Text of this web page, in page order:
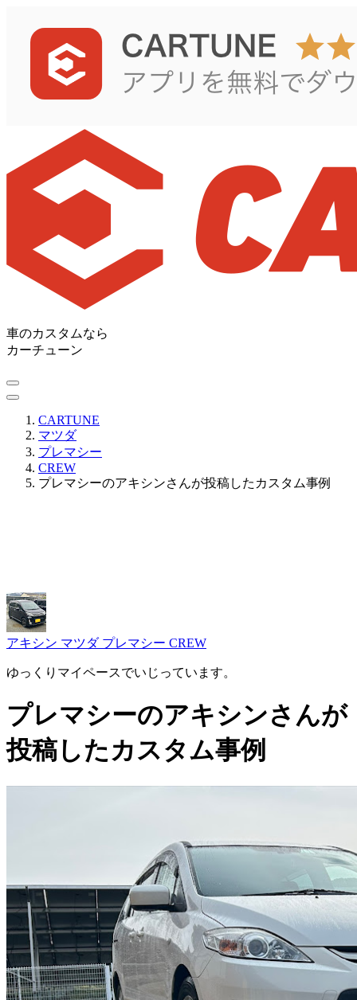
車のカスタムなら
カーチューン
CARTUNE
マツダ
プレマシー
CREW
プレマシーのアキシンさんが投稿したカスタム事例
アキシン マツダ プレマシー CREW
ゆっくりマイペースでいじっています。
プレマシーのアキシンさんが
投稿したカスタム事例